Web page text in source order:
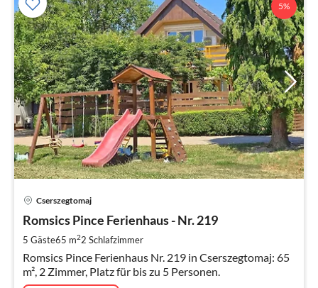
5%
Cserszegtomaj
Romsics Pince Ferienhaus - Nr. 219
5 Gäste65 m22 Schlafzimmer
Romsics Pince Ferienhaus Nr. 219 in Cserszegtomaj: 65
m², 2 Zimmer, Platz für bis zu 5 Personen.